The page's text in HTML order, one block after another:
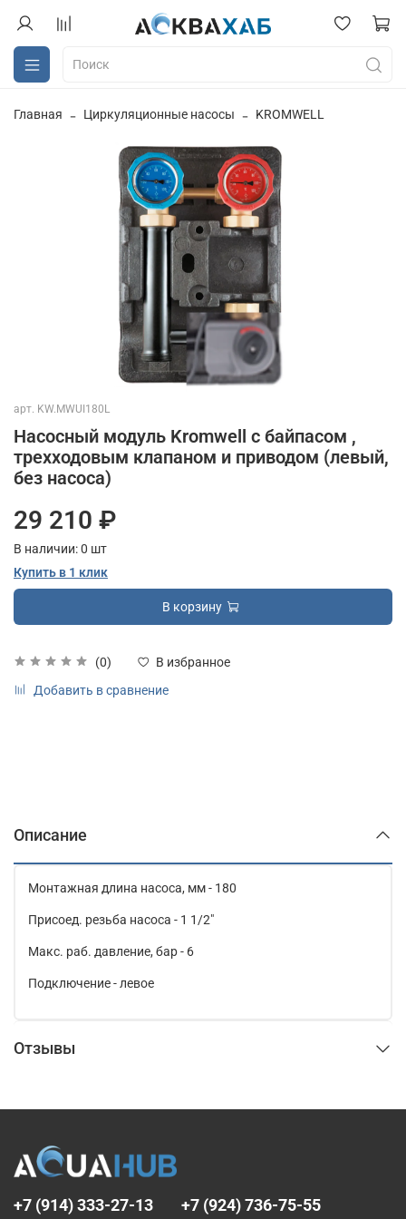
Главная Циркуляционные насосы KROMWELL
арт. KW.MWUI180L
Насосный модуль Kromwell с байпасом ,
трехходовым клапаном и приводом (левый,
без насоса)
(0)
В избранное
Добавить в сравнение
29 210 ₽
В наличии:0 шт
Купить в 1 клик
В корзину
Описание
Монтажная длина насоса, мм - 180
Присоед. резьба насоса - 1 1/2"
Макс. раб. давление, бар - 6
Подключение - левое
Отзывы
+7 (914) 333-27-13 +7 (924) 736-75-55